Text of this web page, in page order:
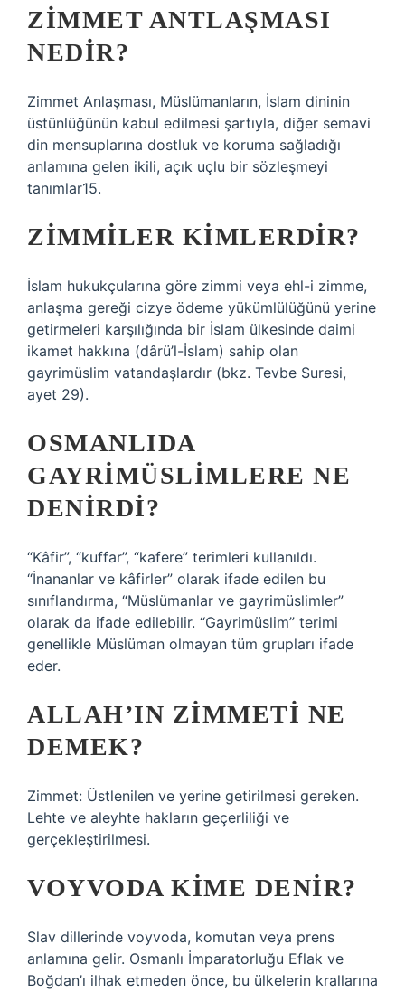
ZIMMET ANTLAŞMASI
NEDIR?
Zimmet Anlaşması, Müslümanların, İslam dininin
üstünlüğünün kabul edilmesi şartıyla, diğer semavi
din mensuplarına dostluk ve koruma sağladığı
anlamına gelen ikili, açık uçlu bir sözleşmeyi
tanımlar15.
ZIMMILER KIMLERDIR?
İslam hukukçularına göre zimmi veya ehl-i zimme,
anlaşma gereği cizye ödeme yükümlülüğünü yerine
getirmeleri karşılığında bir İslam ülkesinde daimi
ikamet hakkına (dârü’l-İslam) sahip olan
gayrimüslim vatandaşlardır (bkz. Tevbe Suresi,
ayet 29).
OSMANLIDA
GAYRIMÜSLIMLERE NE
DENIRDI?
“Kâfir”, “kuffar”, “kafere” terimleri kullanıldı.
“İnananlar ve kâfirler” olarak ifade edilen bu
sınıflandırma, “Müslümanlar ve gayrimüslimler”
olarak da ifade edilebilir. “Gayrimüslim” terimi
genellikle Müslüman olmayan tüm grupları ifade
eder.
ALLAH’IN ZIMMETI NE
DEMEK?
Zimmet: Üstlenilen ve yerine getirilmesi gereken.
Lehte ve aleyhte hakların geçerliliği ve
gerçekleştirilmesi.
VOYVODA KIME DENIR?
Slav dillerinde voyvoda, komutan veya prens
anlamına gelir. Osmanlı İmparatorluğu Eflak ve
Boğdan’ı ilhak etmeden önce, bu ülkelerin krallarına